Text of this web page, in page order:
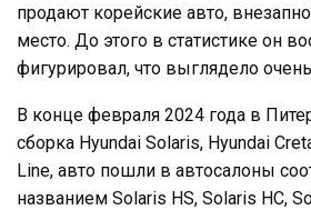
продают корейские авто,
место. До этого в статистике он
фигурировал, что выглядело
В конце февраля 2024 года в
сборка Hyundai Solaris, Hyundai
Line, авто пошли в автосалоны
названием Solaris HS, Solaris HC,